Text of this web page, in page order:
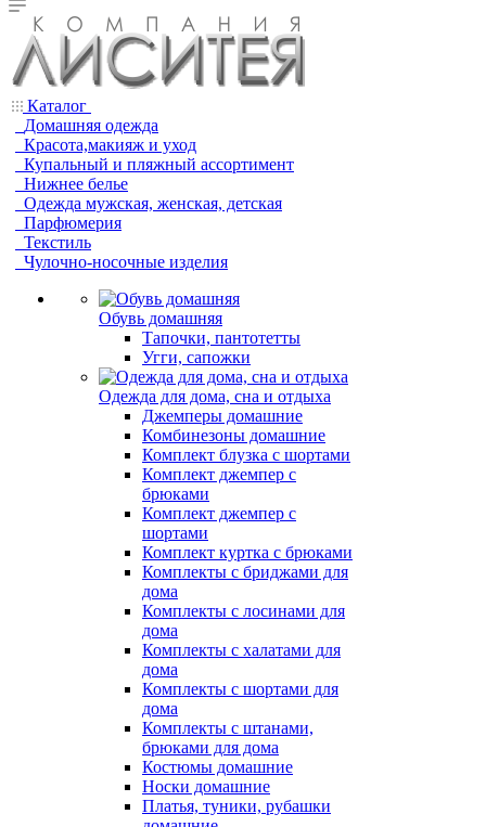
Каталог
Домашняя одежда
Красота,макияж и уход
Купальный и пляжный ассортимент
Нижнее белье
Одежда мужская, женская, детская
Парфюмерия
Текстиль
Чулочно-носочные изделия
Обувь домашняя
Тапочки, пантотетты
Угги, сапожки
Одежда для дома, сна и отдыха
Джемперы домашние
Комбинезоны домашние
Комплект блузка с шортами
Комплект джемпер с
брюками
Комплект джемпер с
шортами
Комплект куртка с брюками
Комплекты с бриджами для
дома
Комплекты с лосинами для
дома
Комплекты с халатами для
дома
Комплекты с шортами для
дома
Комплекты с штанами,
брюками для дома
Костюмы домашние
Носки домашние
Платья, туники, рубашки